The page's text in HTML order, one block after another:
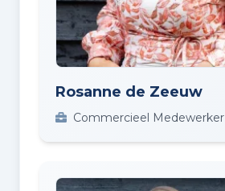
Rosanne de Zeeuw
Commercieel Medewerker